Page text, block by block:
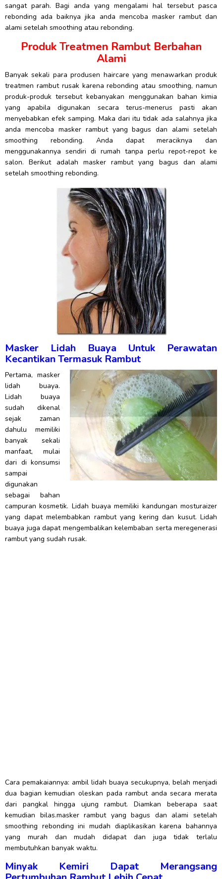
sangat parah. Bagi anda yang mengalami hal tersebut pasca
rebonding ada baiknya jika anda mencoba masker rambut dan
alami setelah smoothing atau rebonding.
Produk Treatmen Rambut Berbahan
Alami
Banyak sekali para produsen haircare yang menawarkan produk
treatmen rambut rusak karena rebonding atau smoothing, namun
produk-produk tersebut kebanyakan menggunakan bahan kimia
yang apabila digunakan secara terus-menerus pasti akan
menyebabkan efek samping. Maka dari itu tidak ada salahnya jika
anda mencoba masker rambut yang bagus dan alami setelah
smoothing rebonding. Anda dapat meraciknya dan
menggunakannya sendiri di rumah tanpa perlu repot-repot ke
salon. Berikut adalah masker rambut yang bagus dan alami
setelah smoothing rebonding.
Masker Lidah Buaya Untuk Perawatan
Kecantikan Termasuk Rambut
Pertama, masker
lidah buaya.
Lidah buaya
sudah dikenal
sejak zaman
dahulu memiliki
banyak sekali
manfaat, mulai
dari di konsumsi
sampai
digunakan
sebagai bahan
campuran kosmetik. Lidah buaya memiliki kandungan mosturaizer
yang dapat melembabkan rambut yang kering dan kusut. Lidah
buaya juga dapat mengembalikan kelembaban serta meregenerasi
rambut yang sudah rusak.
Cara pemakaiannya: ambil lidah buaya secukupnya, belah menjadi
dua bagian kemudian oleskan pada rambut anda secara merata
dari pangkal hingga ujung rambut. Diamkan beberapa saat
kemudian bilas.masker rambut yang bagus dan alami setelah
smoothing rebonding ini mudah diaplikasikan karena bahannya
yang murah dan mudah didapat dan juga tidak terlalu
membutuhkan banyak waktu.
Minyak Kemiri Dapat Merangsang